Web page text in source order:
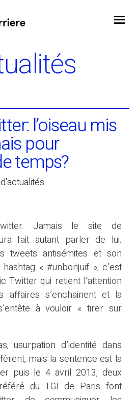
l’oiseau mis
pour
temps?
Jamais le site de
fait autant parler de lui.
tweets antisémites et son
« #unbonjuif », c’est
Twitter qui retient l’attention
affaires s’enchainent et la
à vouloir « tirer sur
usurpation d’identité dans
mais la sentence est la
puis le 4 avril 2013, deux
du TGI de Paris font